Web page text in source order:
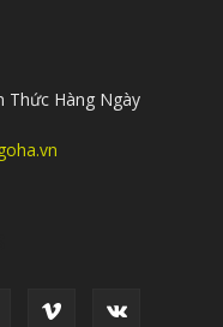
Thức Hàng Ngày